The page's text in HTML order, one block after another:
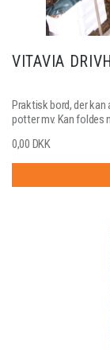
VITAVIA
Praktisk bord, der
potter mv. Kan foldes
0,00 DKK